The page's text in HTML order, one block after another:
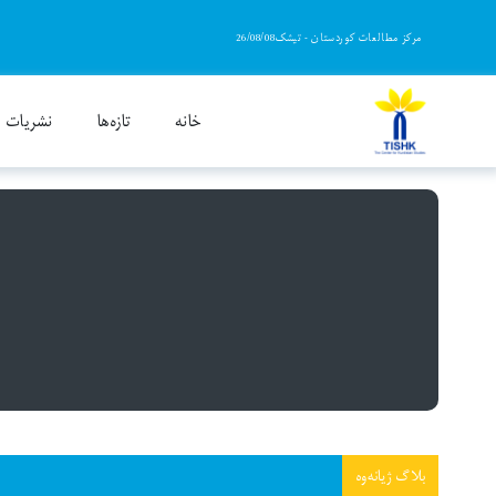
مرکز مطالعات کوردستان - تیشک26/08/08
خانه تازەها نشریات
«ژيانەوە» بلاگی روشنگرانه، سیاسی و پژوهشی
بلاگ ژیانەوە